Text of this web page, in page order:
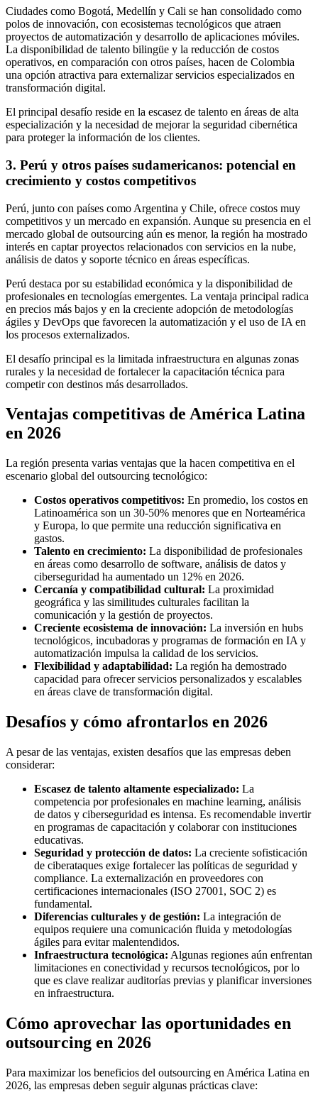
Ciudades como Bogotá, Medellín y Cali se han consolidado como
polos de innovación, con ecosistemas tecnológicos que atraen
proyectos de automatización y desarrollo de aplicaciones móviles.
La disponibilidad de talento bilingüe y la reducción de costos
operativos, en comparación con otros países, hacen de Colombia
una opción atractiva para externalizar servicios especializados en
transformación digital.
El principal desafío reside en la escasez de talento en áreas de alta
especialización y la necesidad de mejorar la seguridad cibernética
para proteger la información de los clientes.
3. Perú y otros países sudamericanos: potencial en
crecimiento y costos competitivos
Perú, junto con países como Argentina y Chile, ofrece costos muy
competitivos y un mercado en expansión. Aunque su presencia en el
mercado global de outsourcing aún es menor, la región ha mostrado
interés en captar proyectos relacionados con servicios en la nube,
análisis de datos y soporte técnico en áreas específicas.
Perú destaca por su estabilidad económica y la disponibilidad de
profesionales en tecnologías emergentes. La ventaja principal radica
en precios más bajos y en la creciente adopción de metodologías
ágiles y DevOps que favorecen la automatización y el uso de IA en
los procesos externalizados.
El desafío principal es la limitada infraestructura en algunas zonas
rurales y la necesidad de fortalecer la capacitación técnica para
competir con destinos más desarrollados.
Ventajas competitivas de América Latina
en 2026
La región presenta varias ventajas que la hacen competitiva en el
escenario global del outsourcing tecnológico:
Costos operativos competitivos: En promedio, los costos en
Latinoamérica son un 30-50% menores que en Norteamérica
y Europa, lo que permite una reducción significativa en
gastos.
Talento en crecimiento: La disponibilidad de profesionales
en áreas como desarrollo de software, análisis de datos y
ciberseguridad ha aumentado un 12% en 2026.
Cercanía y compatibilidad cultural: La proximidad
geográfica y las similitudes culturales facilitan la
comunicación y la gestión de proyectos.
Creciente ecosistema de innovación: La inversión en hubs
tecnológicos, incubadoras y programas de formación en IA y
automatización impulsa la calidad de los servicios.
Flexibilidad y adaptabilidad: La región ha demostrado
capacidad para ofrecer servicios personalizados y escalables
en áreas clave de transformación digital.
Desafíos y cómo afrontarlos en 2026
A pesar de las ventajas, existen desafíos que las empresas deben
considerar:
Escasez de talento altamente especializado: La
competencia por profesionales en machine learning, análisis
de datos y ciberseguridad es intensa. Es recomendable invertir
en programas de capacitación y colaborar con instituciones
educativas.
Seguridad y protección de datos: La creciente sofisticación
de ciberataques exige fortalecer las políticas de seguridad y
compliance. La externalización en proveedores con
certificaciones internacionales (ISO 27001, SOC 2) es
fundamental.
Diferencias culturales y de gestión: La integración de
equipos requiere una comunicación fluida y metodologías
ágiles para evitar malentendidos.
Infraestructura tecnológica: Algunas regiones aún enfrentan
limitaciones en conectividad y recursos tecnológicos, por lo
que es clave realizar auditorías previas y planificar inversiones
en infraestructura.
Cómo aprovechar las oportunidades en
outsourcing en 2026
Para maximizar los beneficios del outsourcing en América Latina en
2026, las empresas deben seguir algunas prácticas clave: